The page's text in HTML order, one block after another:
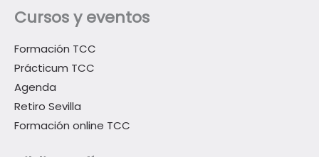
Cursos y eventos
Formación TCC
Prácticum TCC
Agenda
Retiro Sevilla
Formación online TCC